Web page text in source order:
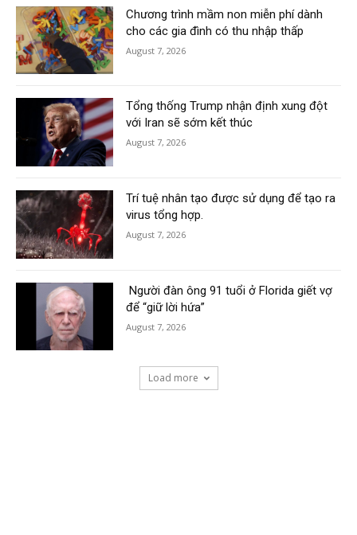
Chương trình mầm non miễn phí dành
cho các gia đình có thu nhập thấp
August 7, 2026
Tổng thống Trump nhận định xung đột
với Iran sẽ sớm kết thúc
August 7, 2026
Trí tuệ nhân tạo được sử dụng để tạo ra
virus tổng hợp.
August 7, 2026
Người đàn ông 91 tuổi ở Florida giết vợ
để “giữ lời hứa”
August 7, 2026
Load more